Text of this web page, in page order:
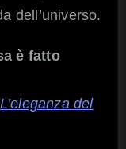
dell’universo.
è fatto
L’eleganza del